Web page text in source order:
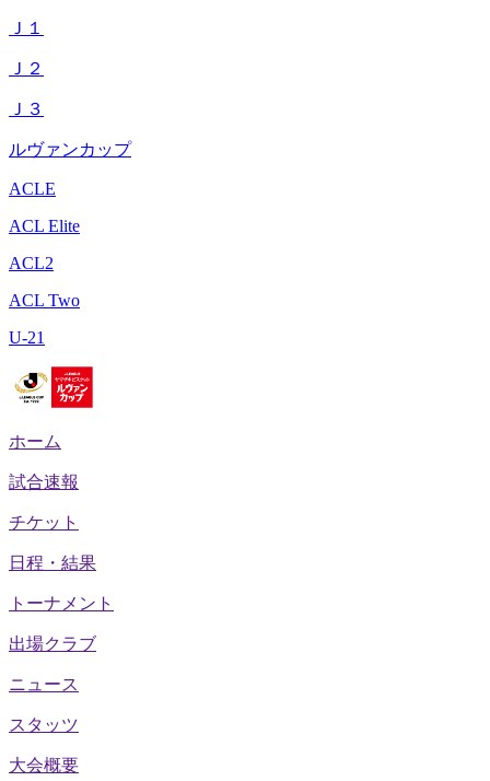
Ｊ１
Ｊ２
Ｊ３
ルヴァンカップ
ACLE
ACL Elite
ACL2
ACL Two
U-21
ホーム
試合速報
チケット
日程・結果
トーナメント
出場クラブ
ニュース
スタッツ
大会概要